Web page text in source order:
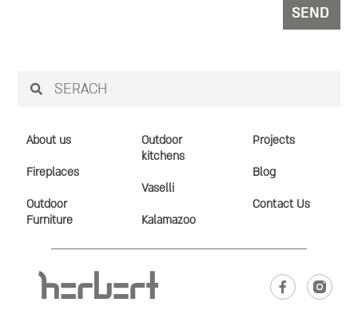
SEND
About us
Fireplaces
Outdoor
Furniture
Outdoor
kitchens
Vaselli
Kalamazoo
Projects
Blog
Contact Us